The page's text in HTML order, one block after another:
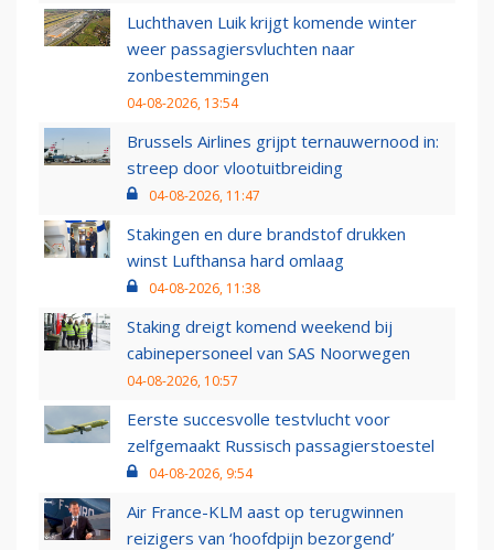
Luchthaven Luik krijgt komende winter
weer passagiersvluchten naar
zonbestemmingen
04-08-2026, 13:54
Brussels Airlines grijpt ternauwernood in:
streep door vlootuitbreiding
04-08-2026, 11:47
Stakingen en dure brandstof drukken
winst Lufthansa hard omlaag
04-08-2026, 11:38
Staking dreigt komend weekend bij
cabinepersoneel van SAS Noorwegen
04-08-2026, 10:57
Eerste succesvolle testvlucht voor
zelfgemaakt Russisch passagierstoestel
04-08-2026, 9:54
Air France-KLM aast op terugwinnen
reizigers van ‘hoofdpijn bezorgend’